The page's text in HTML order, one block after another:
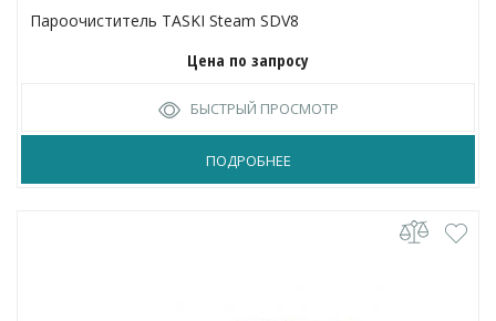
Пароочиститель TASKI Steam SDV8
Цена по запросу
БЫСТРЫЙ ПРОСМОТР
ПОДРОБНЕЕ